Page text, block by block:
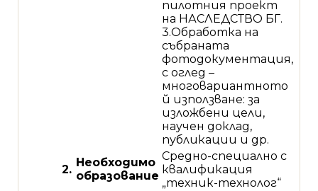
пилотния проект
на НАСЛЕДСТВО БГ.
3.Обработка на
събраната
фотодокументация,
с оглед –
многовариантното
й използване: за
изложбени цели,
научен доклад,
публикации и др.
2.
Необходимо
образование
Средно-специално с
квалификация
„техник-технолог“